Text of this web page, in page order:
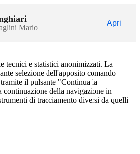
Mario
Apri
tecnici e statistici anonimizzati. La
selezione dell'apposito comando
il pulsante "Continua la
continuazione della navigazione in
di tracciamento diversi da quelli